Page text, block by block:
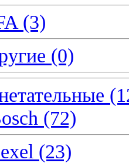
(3)
(0)
(72)
(23)